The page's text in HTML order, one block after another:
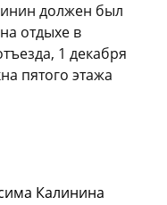
должен был
отдыхе в
1 декабря
пятого этажа
Калинина